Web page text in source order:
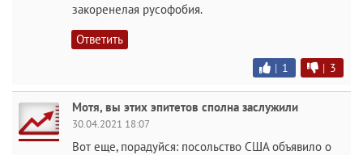
закоренелая русофобия.
Ответить
| 1 | 3
Мотя, вы этих эпитетов сполна заслужили
30.04.2021 18:07
Вот еще, порадуйся: посольство США объявило о